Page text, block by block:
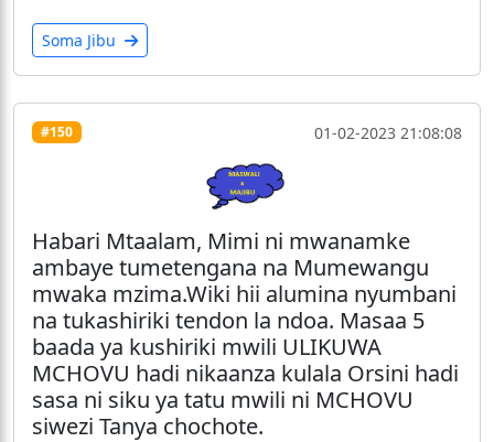
Soma Jibu
#150 01-02-2023 21:08:08
Habari Mtaalam, Mimi ni mwanamke
ambaye tumetengana na Mumewangu
mwaka mzima.Wiki hii alumina nyumbani
na tukashiriki tendon la ndoa. Masaa 5
baada ya kushiriki mwili ULIKUWA
MCHOVU hadi nikaanza kulala Orsini hadi
sasa ni siku ya tatu mwili ni MCHOVU
siwezi Tanya chochote.